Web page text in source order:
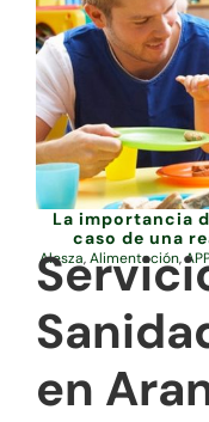
La importancia
caso de una
Alesza,Alimentación,
en